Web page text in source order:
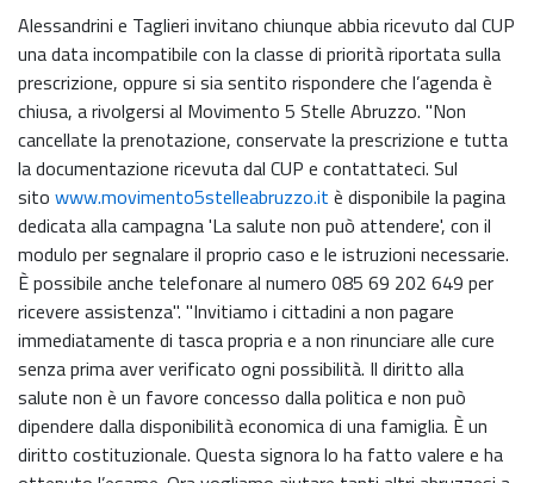
Alessandrini e Taglieri invitano chiunque abbia ricevuto dal CUP
una data incompatibile con la classe di priorità riportata sulla
prescrizione, oppure si sia sentito rispondere che l’agenda è
chiusa, a rivolgersi al Movimento 5 Stelle Abruzzo. "Non
cancellate la prenotazione, conservate la prescrizione e tutta
la documentazione ricevuta dal CUP e contattateci. Sul
sito www.movimento5stelleabruzzo.it è disponibile la pagina
dedicata alla campagna 'La salute non può attendere', con il
modulo per segnalare il proprio caso e le istruzioni necessarie.
È possibile anche telefonare al numero 085 69 202 649 per
ricevere assistenza". "Invitiamo i cittadini a non pagare
immediatamente di tasca propria e a non rinunciare alle cure
senza prima aver verificato ogni possibilità. Il diritto alla
salute non è un favore concesso dalla politica e non può
dipendere dalla disponibilità economica di una famiglia. È un
diritto costituzionale. Questa signora lo ha fatto valere e ha